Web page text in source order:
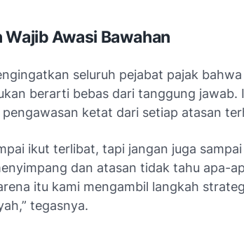
Wajib Awasi Bawahan
seluruh pejabat pajak
berarti bebas dari tanggung jawab.
ketat dari setiap atasan
ikut terlibat, tapi jangan juga
dan atasan tidak tahu apa-
itu kami mengambil langkah
tegasnya.